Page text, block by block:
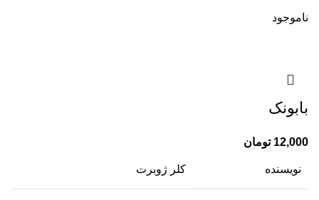
ناموجود
بابونک
12,000 تومان
نویسنده کلر ژوبرت